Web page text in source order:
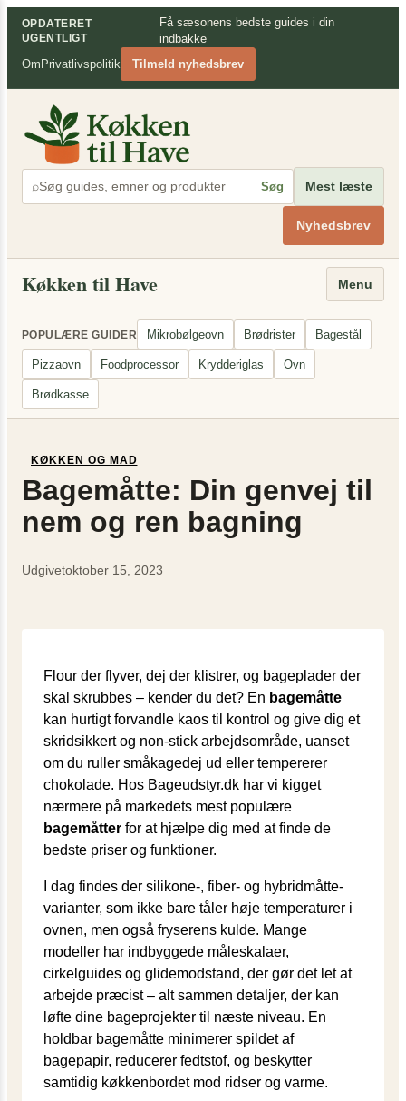
Spring
indhold
OPDATERET
UGENTLIGT
Få sæsonens bedste guides i din
indbakke
Om Privatlivspolitik Tilmeld nyhedsbrev
⌕ Søg Mest læste
Nyhedsbrev
Køkken til Have Menu
POPULÆRE GUIDER Mikrobølgeovn Brødrister Bagestål
Pizzaovn Foodprocessor Krydderiglas Ovn
Brødkasse
KØKKEN OG MAD
Bagemåtte: Din genvej til
nem og ren bagning
Udgivetoktober 15, 2023
Flour der flyver, dej der klistrer, og bageplader der
skal skrubbes – kender du det? En bagemåtte
kan hurtigt forvandle kaos til kontrol og give dig et
skridsikkert og non-stick arbejdsområde, uanset
om du ruller småkagedej ud eller tempererer
chokolade. Hos Bageudstyr.dk har vi kigget
nærmere på markedets mest populære
bagemåtter for at hjælpe dig med at finde de
bedste priser og funktioner.
I dag findes der silikone-, fiber- og hybridmåtte-
varianter, som ikke bare tåler høje temperaturer i
ovnen, men også fryserens kulde. Mange
modeller har indbyggede måleskalaer,
cirkelguides og glidemodstand, der gør det let at
arbejde præcist – alt sammen detaljer, der kan
løfte dine bageprojekter til næste niveau. En
holdbar bagemåtte minimerer spildet af
bagepapir, reducerer fedtstof, og beskytter
samtidig køkkenbordet mod ridser og varme.